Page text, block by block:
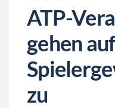
ATP-
gehen
zu